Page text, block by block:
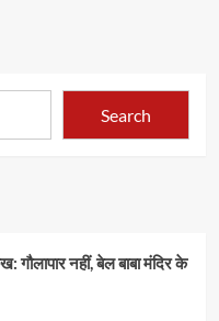
Search
गौलापार नहीं, बेल बाबा मंदिर के